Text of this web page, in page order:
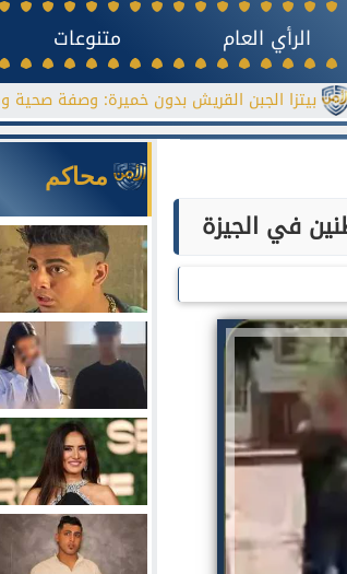
الرأي العام متنوعات
القريش بدون خميرة: وصفة صحية وسريعة
في الجيزة
محاكم